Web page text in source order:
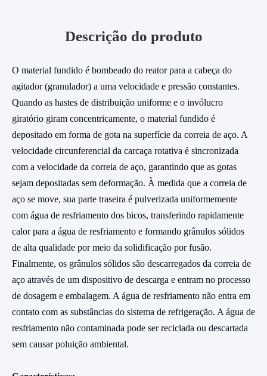
Descrição do produto
O material fundido é bombeado do reator para a cabeça do
agitador (granulador) a uma velocidade e pressão constantes.
Quando as hastes de distribuição uniforme e o invólucro
giratório giram concentricamente, o material fundido é
depositado em forma de gota na superfície da correia de aço. A
velocidade circunferencial da carcaça rotativa é sincronizada
com a velocidade da correia de aço, garantindo que as gotas
sejam depositadas sem deformação. À medida que a correia de
aço se move, sua parte traseira é pulverizada uniformemente
com água de resfriamento dos bicos, transferindo rapidamente
calor para a água de resfriamento e formando grânulos sólidos
de alta qualidade por meio da solidificação por fusão.
Finalmente, os grânulos sólidos são descarregados da correia de
aço através de um dispositivo de descarga e entram no processo
de dosagem e embalagem. A água de resfriamento não entra em
contato com as substâncias do sistema de refrigeração. A água de
resfriamento não contaminada pode ser reciclada ou descartada
sem causar poluição ambiental.